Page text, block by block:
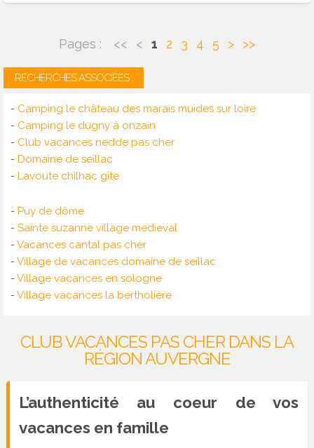
Pages : << < 1 2 3 4 5 > >>
RECHERCHES ASSOCIÉES :
- Camping le château des marais muides sur loire
- Camping le dugny à onzain
- Club vacances nedde pas cher
- Domaine de seillac
- Lavoute chilhac gite
- Puy de dôme
- Sainte suzanne village medieval
-Vacances cantal pas cher
-Village de vacances domaine de seillac
-Village vacances en sologne
-Village vacances la bertholière
CLUB VACANCES PAS CHER DANS LA
RÉGION AUVERGNE
L’authenticité au coeur de vos
vacances en famille